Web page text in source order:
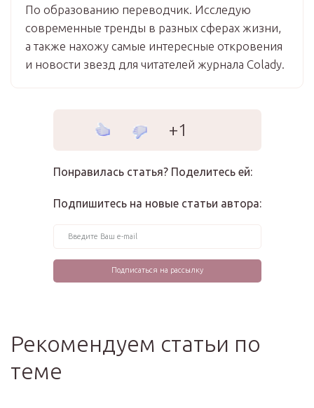
По образованию переводчик. Исследую
современные тренды в разных сферах жизни,
а также нахожу самые интересные откровения
и новости звезд для читателей журнала Colady.
+1
Понравилась статья? Поделитесь ей:
Подпишитесь на новые статьи автора:
Рекомендуем статьи по
теме